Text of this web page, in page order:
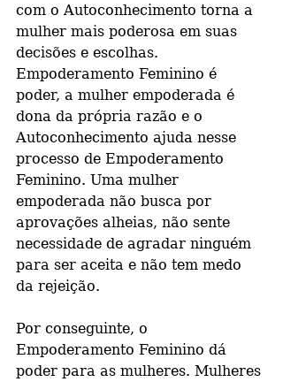
com o Autoconhecimento torna a
mulher mais poderosa em suas
decisões e escolhas.
Empoderamento Feminino é
poder, a mulher empoderada é
dona da própria razão e o
Autoconhecimento ajuda nesse
processo de Empoderamento
Feminino. Uma mulher
empoderada não busca por
aprovações alheias, não sente
necessidade de agradar ninguém
para ser aceita e não tem medo
da rejeição.
Por conseguinte, o
Empoderamento Feminino dá
poder para as mulheres. Mulheres